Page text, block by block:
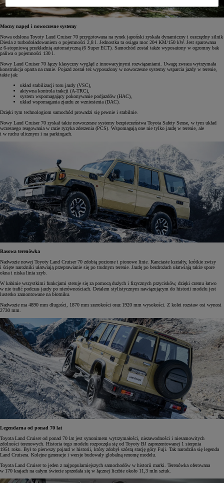
Mocny napęd i nowoczesne systemy
Nowa odsłona Toyoty Land Cruiser 70 przygotowana na rynek japoński zyskała dynamiczny i oszczędny silnik
Diesla z turbodoładowaniem o pojemności 2,8 l. Jednostka ta osiąga moc 204 KM/150 kW. Jest sparowana
z 6-stopniową przekładnią automatyczną (6 Super ECT). Samochód został także wyposażony w ogromny bak
paliwa o pojemności 130 l.
Nowy Land Cruiser 70 łączy klasyczny wygląd z innowacyjnymi rozwiązaniami. Uwagę zwraca wytrzymała
konstrukcja oparta na ramie. Pojazd został też wyposażony w nowoczesne systemy wsparcia jazdy w terenie,
takie jak:
układ stabilizacji toru jazdy (VSC),
aktywna kontrola trakcji (A-TRC),
system wspomagający pokonywanie podjazdów (HAC),
układ wspomagania zjazdu ze wzniesienia (DAC).
Dzięki tym technologiom samochód prowadzi się pewnie i stabilnie.
Nowy Land Cruiser 70 zyskał także nowoczesne systemy bezpieczeństwa Toyota Safety Sense, w tym układ
wczesnego reagowania w razie ryzyka zderzenia (PCS). Wspomagają one nie tylko jazdę w terenie, ale
i w ruchu ulicznym i na parkingach.
Rasowa terenówka
Nadwozie nowej Toyoty Land Cruiser 70 zdobią poziome i pionowe linie. Kanciaste kształty, krótkie zwisy
i ścięte narożniki ułatwiają przeprawianie się po trudnym terenie. Jazdę po bezdrożach ułatwiają także spore
okna i niska linia szyb.
W kabinie wszystkimi funkcjami steruje się za pomocą dużych i fizycznych przycisków, dzięki czemu łatwo
w nie trafić podczas jazdy po nierównościach. Detalem stylistycznym nawiązującym do historii modelu jest
lusterko zamontowane na błotniku.
Nadwozie ma 4890 mm długości, 1870 mm szerokości oraz 1920 mm wysokości. Z kolei rozstaw osi wynosi
2730 mm.
Legendarna od ponad 70 lat
Toyota Land Cruiser od ponad 70 lat jest synonimem wytrzymałości, niezawodności i niesamowitych
zdolności terenowych. Historia tego modelu rozpoczęła się od Toyoty BJ zaprezentowanej 1 sierpnia
1951 roku. Był to pierwszy pojazd w historii, który zdobył szóstą stację góry Fuji. Tak narodziła się legenda
Land Cruisera. Kolejne generacje i wersje budowały globalną renomę modelu.
Toyota Land Cruiser to jeden z najpopularniejszych samochodów w historii marki. Terenówka oferowana
w 170 krajach na całym świecie sprzedała się w łącznej liczbie około 11,3 mln sztuk.